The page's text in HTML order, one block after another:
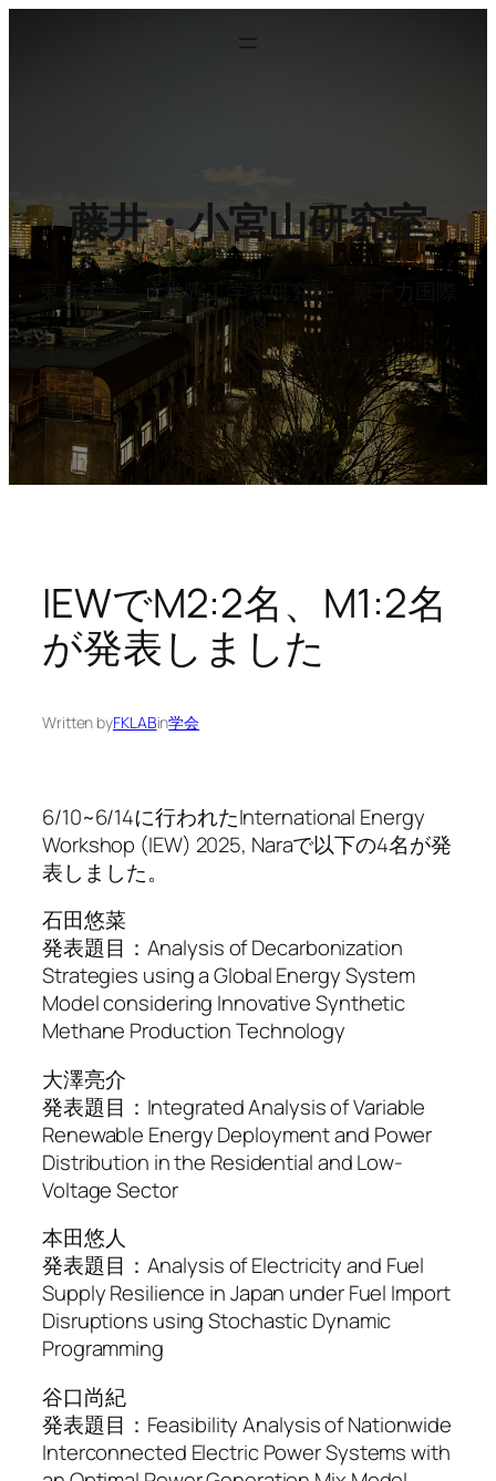
藤井・小宮山研究室
東京大学 大学院工学系研究科 原子力国際
専攻
IEWでM2:2名、M1:2名
が発表しました
Written byFKLABin学会
6/10~6/14に行われたInternational Energy
Workshop (IEW) 2025, Naraで以下の4名が発
表しました。
石田悠菜
発表題目：Analysis of Decarbonization
Strategies using a Global Energy System
Model considering Innovative Synthetic
Methane Production Technology
大澤亮介
発表題目：Integrated Analysis of Variable
Renewable Energy Deployment and Power
Distribution in the Residential and Low-
Voltage Sector
本田悠人
発表題目：Analysis of Electricity and Fuel
Supply Resilience in Japan under Fuel Import
Disruptions using Stochastic Dynamic
Programming
谷口尚紀
発表題目：Feasibility Analysis of Nationwide
Interconnected Electric Power Systems with